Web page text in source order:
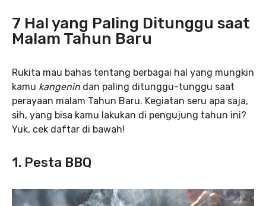
7 Hal yang Paling Ditunggu saat
Malam Tahun Baru
Rukita mau bahas tentang berbagai hal yang mungkin
kamu kangenin dan paling ditunggu-tunggu saat
perayaan malam Tahun Baru. Kegiatan seru apa saja,
sih, yang bisa kamu lakukan di pengujung tahun ini?
Yuk, cek daftar di bawah!
1. Pesta BBQ